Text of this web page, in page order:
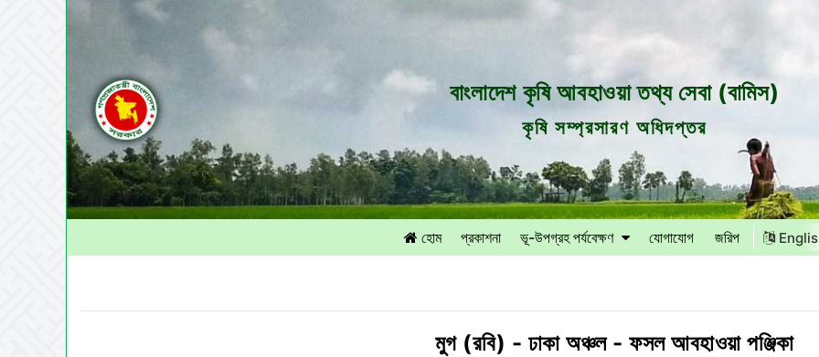
বাংলাদেশ কৃষি আবহাওয়া তথ্য সেবা (বামিস)
কৃষি সম্প্রসারণ অধিদপ্তর
হোম প্রকাশনা ভূ-উপগ্রহ পর্যবেক্ষণ যোগাযোগ জরিপ
মুগ (রবি) - ঢাকা অঞ্চল- ফসল আবহাওয়া পঞ্জিকা